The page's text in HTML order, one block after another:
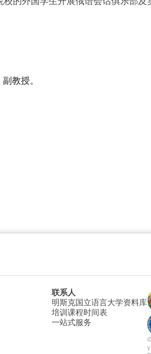
教授。
联系人
明斯克国立语言大学资料库
培训课程时间表
一站式服务